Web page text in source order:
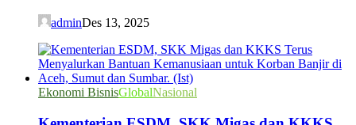
adminDes 13, 2025
Ekonomi BisnisGlobalNasional